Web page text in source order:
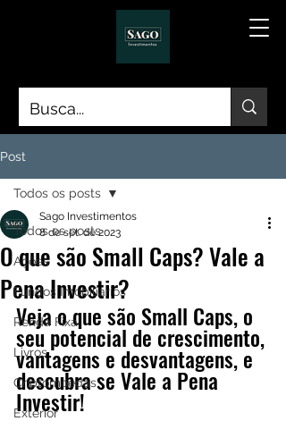
Post
Todos os posts
Ações
Fundos Imobiliários
Renda Fixa
Livros
Criptomoedas
Exterior
Todos os posts
O que são Small Caps? Vale a
Pena Investir?
Sago Investimentos
8 de set. de 2023
Veja o que são Small Caps, o
seu potencial de crescimento,
vantagens e desvantagens, e
descubra se Vale a Pena
Investir!